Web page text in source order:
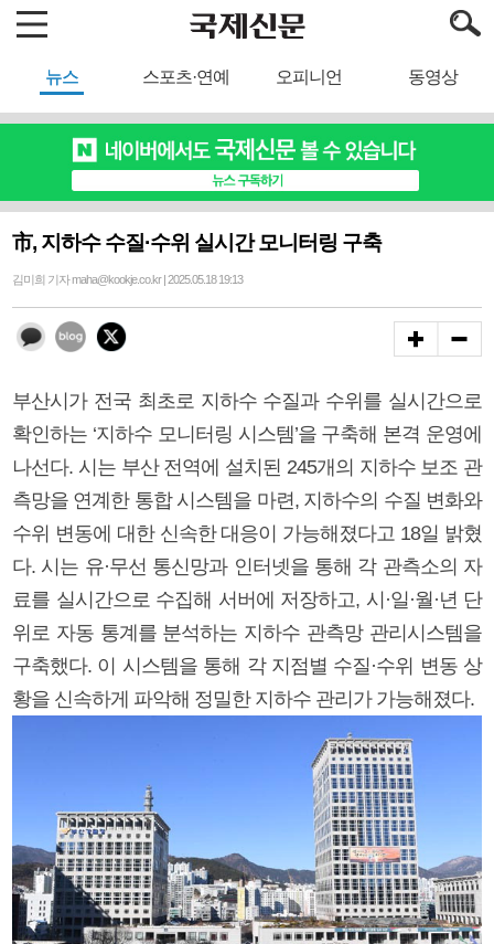
뉴스 스포츠·연예 오피니언 동영상
市, 지하수 수질·수위 실시간 모니터링 구축
김미희 기자 maha@kookje.co.kr | 2025.05.18 19:13
부산시가 전국 최초로 지하수 수질과 수위를 실시간으로
확인하는 ‘지하수 모니터링 시스템’을 구축해 본격 운영에
나선다. 시는 부산 전역에 설치된 245개의 지하수 보조 관
측망을 연계한 통합 시스템을 마련, 지하수의 수질 변화와
수위 변동에 대한 신속한 대응이 가능해졌다고 18일 밝혔
다. 시는 유·무선 통신망과 인터넷을 통해 각 관측소의 자
료를 실시간으로 수집해 서버에 저장하고, 시·일·월·년 단
위로 자동 통계를 분석하는 지하수 관측망 관리시스템을
구축했다. 이 시스템을 통해 각 지점별 수질·수위 변동 상
황을 신속하게 파악해 정밀한 지하수 관리가 가능해졌다.